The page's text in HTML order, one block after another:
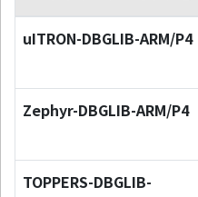
uITRON-DBGLIB-ARM/P4
Zephyr-DBGLIB-ARM/P4
TOPPERS-DBGLIB-